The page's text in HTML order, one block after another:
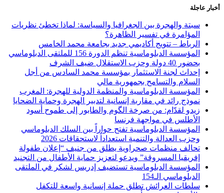
أخبار عاجلة
سبتة والهجرة بين الجغرافيا والسياسة: لماذا تخطئ نظريات
المؤامرة في تفسير الظاهرة؟
الرباط – تتويج أكاديمي جديد بجامعة محمد الخامس
المؤسسة الدبلوماسية تنظم الدورة 156 للملتقى الدبلوماسي
بحضور 40 دولة وحزب الاستقلال ضيف الشرف
إحداث لجنة الاستثمار بمؤسسة محمد السادس من أجل
السلام والتسامح بجمهورية مالي
المؤسسة الدبلوماسية والمنظمة الدولية للهجرة: المغرب
نموذج رائد في مقاربة إنسانية لتدبير الهجرة وحماية الضحايا
زيدو لقدّام: من صرخة الگوم والطابور إلى طموح أسود
الأطلس في مواجهة فرنسا
المؤسسة الدبلوماسية تفتح حواراً بين السلك الدبلوماسي
وحزب العدالة والتنمية استعداداً لاستحقاقات 2026
تحالف منظمات صحراوية يطلق من جنيف “إعلان طفولة
إفريقيا المسروقة” ويدعو لتعزيز حماية الأطفال من التجنيد
المؤسسة الدبلوماسية تستضيف إدريس لشكر في الملتقى
الدبلوماسي الـ154
سلطات العرائش تطلق حملة إنسانية واسعة للتكفل